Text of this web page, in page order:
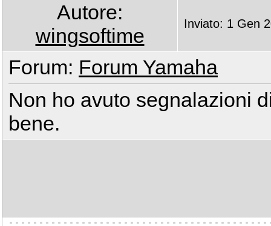
Autore:
wingsoftime
Inviato: 1 Gen
Forum: Forum Yamaha
Non ho avuto segnalazioni
bene.